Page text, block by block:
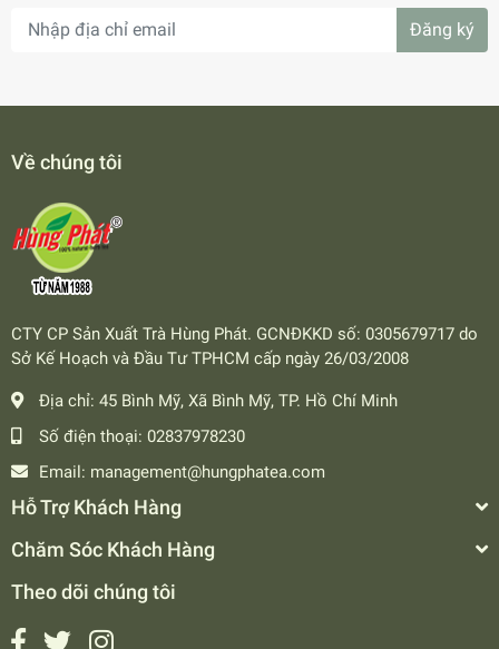
Đăng ký
Về chúng tôi
CTY CP Sản Xuất Trà Hùng Phát. GCNĐKKD số: 0305679717 do
Sở Kế Hoạch và Đầu Tư TPHCM cấp ngày 26/03/2008
Địa chỉ: 45 Bình Mỹ, Xã Bình Mỹ, TP. Hồ Chí Minh
Số điện thoại: 02837978230
Email: management@hungphatea.com
Hỗ Trợ Khách Hàng
Chăm Sóc Khách Hàng
Theo dõi chúng tôi